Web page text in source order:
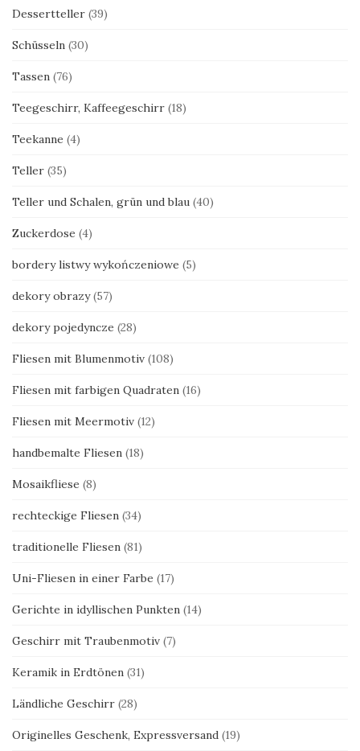
Dessertteller (39)
Schüsseln (30)
Tassen (76)
Teegeschirr, Kaffeegeschirr (18)
Teekanne (4)
Teller (35)
Teller und Schalen, grün und blau (40)
Zuckerdose (4)
bordery listwy wykończeniowe (5)
dekory obrazy (57)
dekory pojedyncze (28)
Fliesen mit Blumenmotiv (108)
Fliesen mit farbigen Quadraten (16)
Fliesen mit Meermotiv (12)
handbemalte Fliesen (18)
Mosaikfliese (8)
rechteckige Fliesen (34)
traditionelle Fliesen (81)
Uni-Fliesen in einer Farbe (17)
Gerichte in idyllischen Punkten (14)
Geschirr mit Traubenmotiv (7)
Keramik in Erdtönen (31)
Ländliche Geschirr (28)
Originelles Geschenk, Expressversand (19)